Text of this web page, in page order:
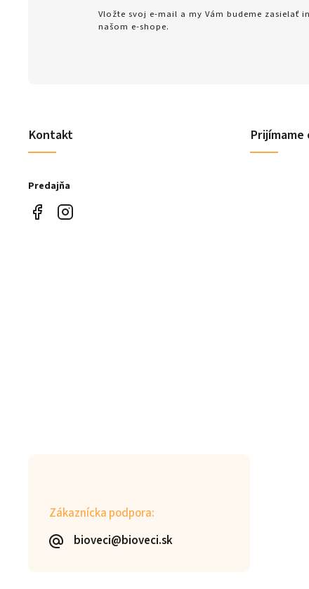
Zákaznícka podpora:
bioveci@bioveci.sk
Kontakt
Predajňa
Vložte svoj e-mail a my Vám budeme zasielať
našom e-shope.